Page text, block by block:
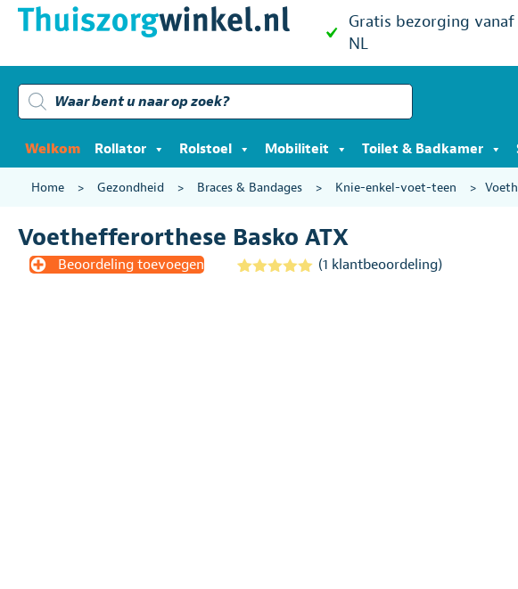
Gratis bezorging vanaf
NL
Producten
zoeken
Welkom Rollator Rolstoel Mobiliteit Toilet & Badkamer
Home > Gezondheid > Braces & Bandages > Knie-enkel-voet-teen >
Voethefferorthese Basko ATX
Beoordeling toevoegen (1 klantbeoordeling)